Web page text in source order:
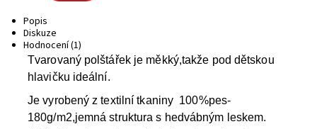
Popis
Diskuze
Hodnocení (1)
Tvarovaný polštářek je měkký,takže pod dětskou
hlavičku ideální.
Je vyrobený z textilní tkaniny 100%pes-
180g/m2,jemná struktura s hedvábným leskem.